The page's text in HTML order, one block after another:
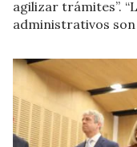
agilizar trámites”.
administrativos